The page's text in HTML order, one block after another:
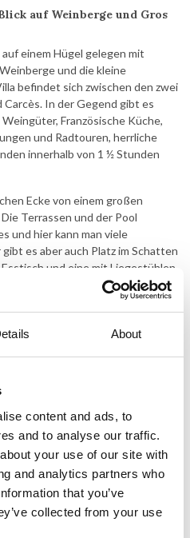
About
content and ads, to
and to analyse our traffic.
your use of our site with
and analytics partners who
that you’ve
collected from your use
auf Weinberge und Gros
einem Hügel gelegen mit
und die kleine
befindet sich zwischen den zwei
In der Gegend gibt es
Französische Küche,
und Radtouren, herrliche
innerhalb von 1 ½ Stunden
Ecke von einem großen
Terrassen und der Pool
und hier kann man viele
es aber auch Platz im Schatten
und eine mit Liegestühlen.
m2 mit Esstisch und einem Grill
230 m2 und in 2 Ebenen. Auf
aufhängen kann.
folgt eingerichtet: Erdgeschoss
Esszimmer mit Esstisch für 8
eine Waschküche mit
1 Schlafzimmer mit 2